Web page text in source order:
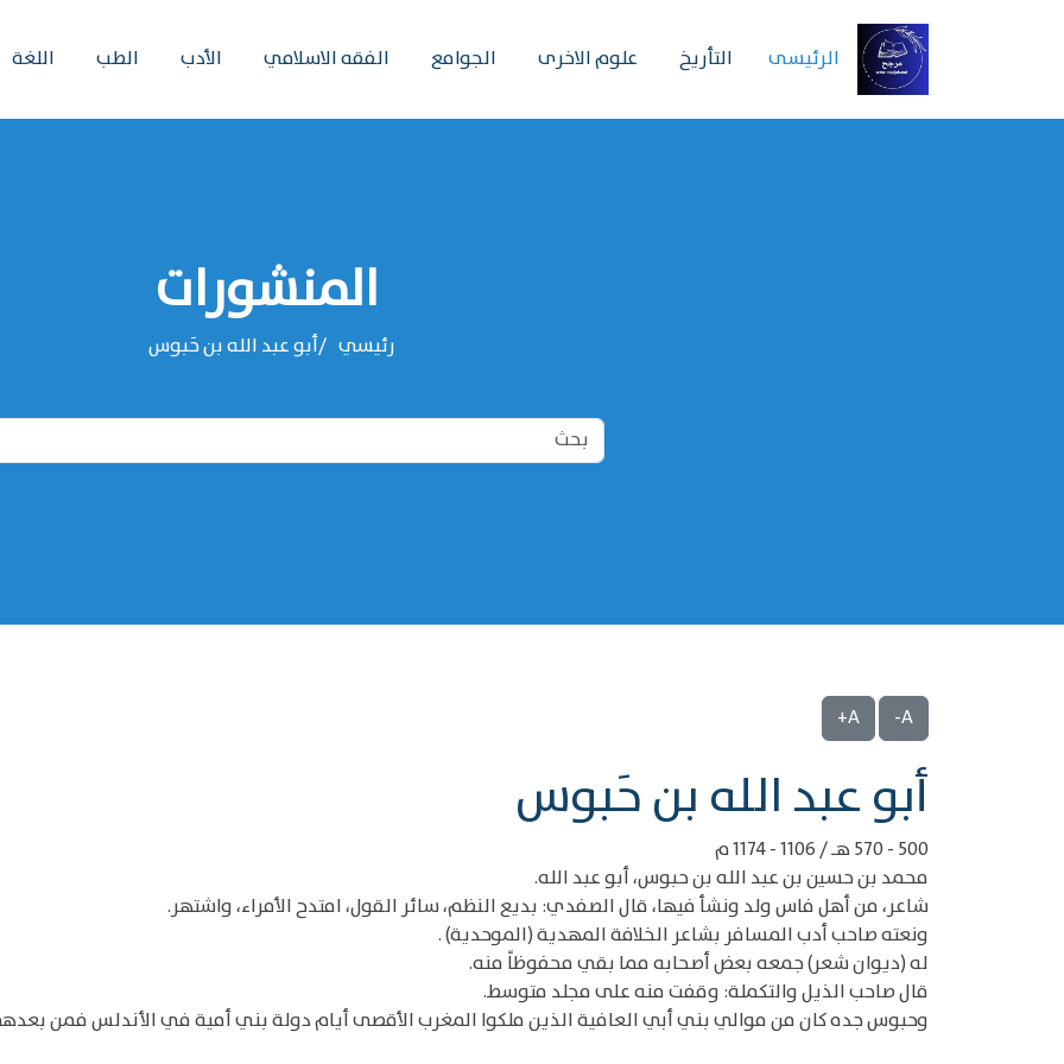
الرئیسی التأريخ علوم الاخرى الجوامع الفقه الاسلامي الأدب الطب اللغة
المنشورات
رئيسي ‌‌أبو عبد الله بن حَبوس
A-
A+
‌‌أبو عبد الله بن حَبوس
500 - 570 هـ / 1106 - 1174 م
محمد بن حسين بن عبد الله بن حبوس، أبو عبد الله.
شاعر، من أهل فاس ولد ونشأ فيها، قال الصفدي: بديع النظم، سائر القول، امتدح الأمراء، واشتهر.
ونعته صاحب أدب المسافر بشاعر الخلافة المهدية (الموحدية) .
له (ديوان شعر) جمعه بعض أصحابه مما بقي محفوظاً منه.
قال صاحب الذيل والتكملة: وقفت منه على مجلد متوسط.
وحبوس جده كان من موالي بني أبي العافية الذين ملكوا المغرب الأقصى أيام دولة بني أمية في الأندلس فمن